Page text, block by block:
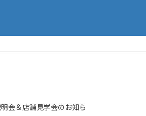
会＆店舗見学会のお知ら